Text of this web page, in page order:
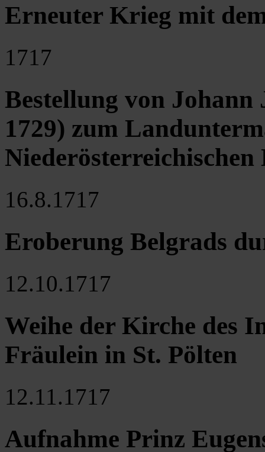
Erneuter Krieg mit
1717
Bestellung von Johann
1729) zum
16.8.1717
Eroberung Belgrads
12.10.1717
Weihe der Kirche des
Fräulein in St. Pölten
12.11.1717
Aufnahme Prinz